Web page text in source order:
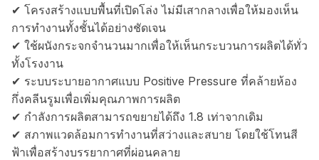
✔ โครงสร้างแบบพื้นที่เปิดโล่ง ไม่มีเสากลางเพื่อให้มองเห็น
การทำงานทั้งชั้นได้อย่างชัดเจน
✔ ใช้ผนังกระจกจำนวนมากเพื่อให้เห็นกระบวนการผลิตได้ทั่ว
ทั้งโรงงาน
✔ ระบบระบายอากาศแบบ Positive Pressure ที่คล้ายห้อง
กึ่งคลีนรูมเพื่อเพิ่มคุณภาพการผลิต
✔ กำลังการผลิตสามารถขยายได้ถึง 1.8 เท่าจากเดิม
✔ สภาพแวดล้อมการทำงานที่สว่างและสบาย โดยใช้โทนสี
ฟ้าเพื่อสร้างบรรยากาศที่ผ่อนคลาย